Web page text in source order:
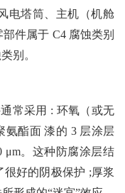
电塔筒、主机（机舱
件属于 C4 腐蚀类别
别。
常采用 : 环氧（或无
氨酯面 漆的 3 层涂层
μm。这种防腐涂层结
好的阴极保护 ;厚浆